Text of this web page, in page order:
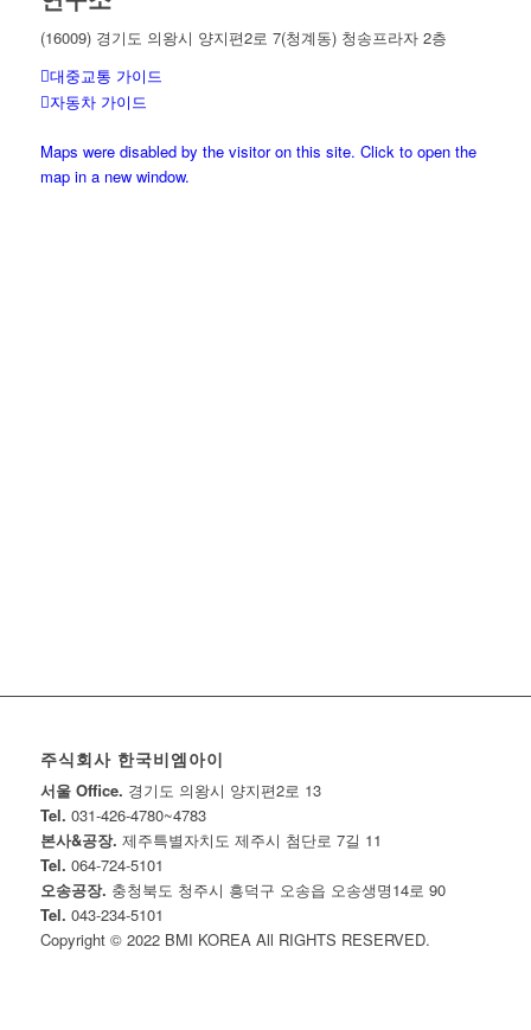
(16009) 경기도 의왕시 양지편2로 7(청계동) 청송프라자 2층
대중교통 가이드
자동차 가이드
Maps were disabled by the visitor on this site. Click to open the
map in a new window.
주식회사 한국비엠아이
서울 Office. 경기도 의왕시 양지편2로 13
Tel. 031-426-4780~4783
본사&공장. 제주특별자치도 제주시 첨단로 7길 11
Tel. 064-724-5101
오송공장. 충청북도 청주시 흥덕구 오송읍 오송생명14로 90
Tel. 043-234-5101
Copyright © 2022 BMI KOREA All RIGHTS RESERVED.